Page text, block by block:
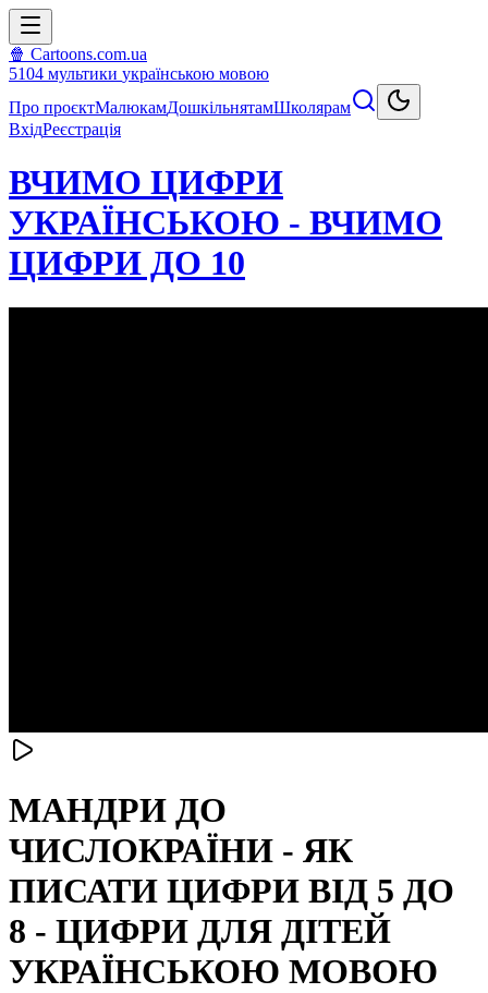
🍿 Cartoons.com.ua
5104 мультики українською мовою
Про проєктМалюкамДошкільнятамШколярам
ВхідРеєстрація
ВЧИМО ЦИФРИ
УКРАЇНСЬКОЮ - ВЧИМО
ЦИФРИ ДО 10
МАНДРИ ДО
ЧИСЛОКРАЇНИ - ЯК
ПИСАТИ ЦИФРИ ВІД 5 ДО
8 - ЦИФРИ ДЛЯ ДІТЕЙ
УКРАЇНСЬКОЮ МОВОЮ